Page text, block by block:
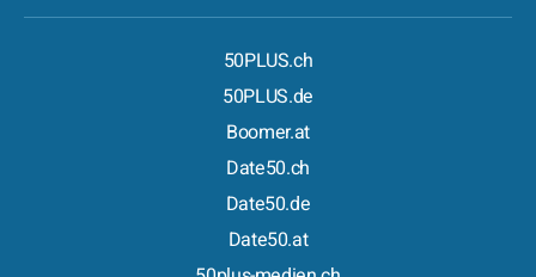
50PLUS.ch
50PLUS.de
Boomer.at
Date50.ch
Date50.de
Date50.at